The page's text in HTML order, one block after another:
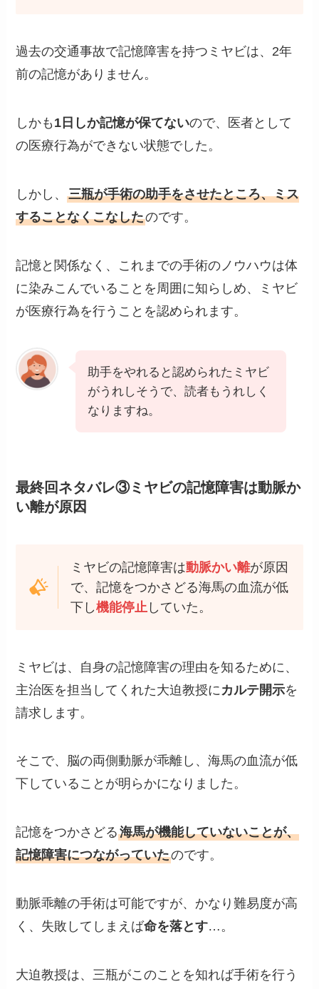
過去の交通事故で記憶障害を持つミヤビは、2年
前の記憶がありません。
しかも 1日しか記憶が保てないので、医者として
の医療行為ができない状態でした。
しかし、三瓶が手術の助手をさせたところ、ミス
することなくこなしたのです。
記憶と関係なく、これまでの手術のノウハウは体
に染みこんでいることを周囲に知らしめ、ミヤビ
が医療行為を行うことを認められます。
助手をやれると認められたミヤビ
がうれしそうで、読者もうれしく
なりますね。
最終回ネタバレ③ミヤビの記憶障害は動脈か
い離が原因
ミヤビの記憶障害は動脈かい離が原因
で、記憶をつかさどる海馬の血流が低
下し機能停止 していた。
ミヤビは、自身の記憶障害の理由を知るために、
主治医を担当してくれた大迫教授に カルテ開示を
請求します。
そこで、脳の両側動脈が乖離し、海馬の血流が低
下していることが明らかになりました。
記憶をつかさどる海馬が機能していないことが、
記憶障害につながっていたのです。
動脈乖離の手術は可能ですが、かなり難易度が高
く、失敗してしまえば命を落とす…。
大迫教授は、三瓶がこのことを知れば手術を行う